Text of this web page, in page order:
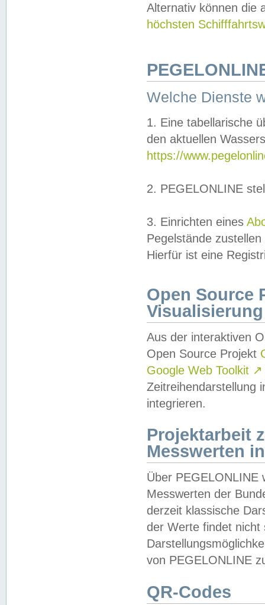
Alternativ können die
höchsten
Welche Dienste
1. Eine tabellarische
den aktuellen
https://
2. PEGELONLINE
3. Einrichten eines
Pegelstände
Hierfür ist eine
Open Source
Visualisierung
Aus der interaktiven
Open Source Projekt
Google Web Toolkit ↗
Zeitreihendarstellung
integrieren.
Projektarbeit
Messwerten
Über PEGELONLINE
Messwerten der
derzeit klassische
der Werte findet
von PEGELONLINE
QR-Codes